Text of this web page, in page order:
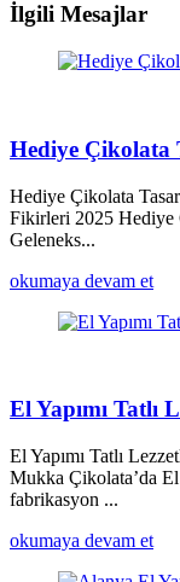
İlgili Mesajlar
Hediye Çikolata
Hediye Çikolata
Fikirleri 2025 Hediye
Geleneks...
okumaya devam et
El Yapımı Tatlı
El Yapımı Tatlı
Mukka Çikolata’da El
fabrikasyon ...
okumaya devam et